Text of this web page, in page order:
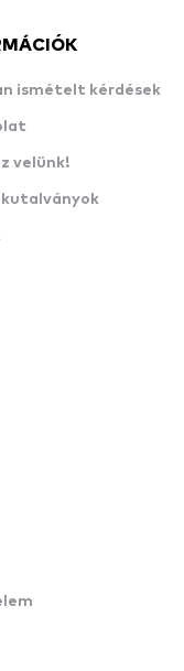
ismételt kérdések
velünk!